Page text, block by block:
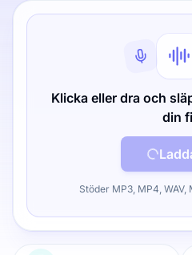
Klicka eller dra och
din
Stöder MP3, MP4, WAV,